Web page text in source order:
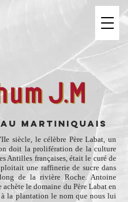
MARTINIQUAIS
siècle, le célèbre Père Labat, un
doit la prolifération de la culture
Antilles françaises, était le curé de
une raffinerie de sucre dans
de la rivière Roche. Antoine
le domaine du Père Labat en
à la plantation le nom que nous lui